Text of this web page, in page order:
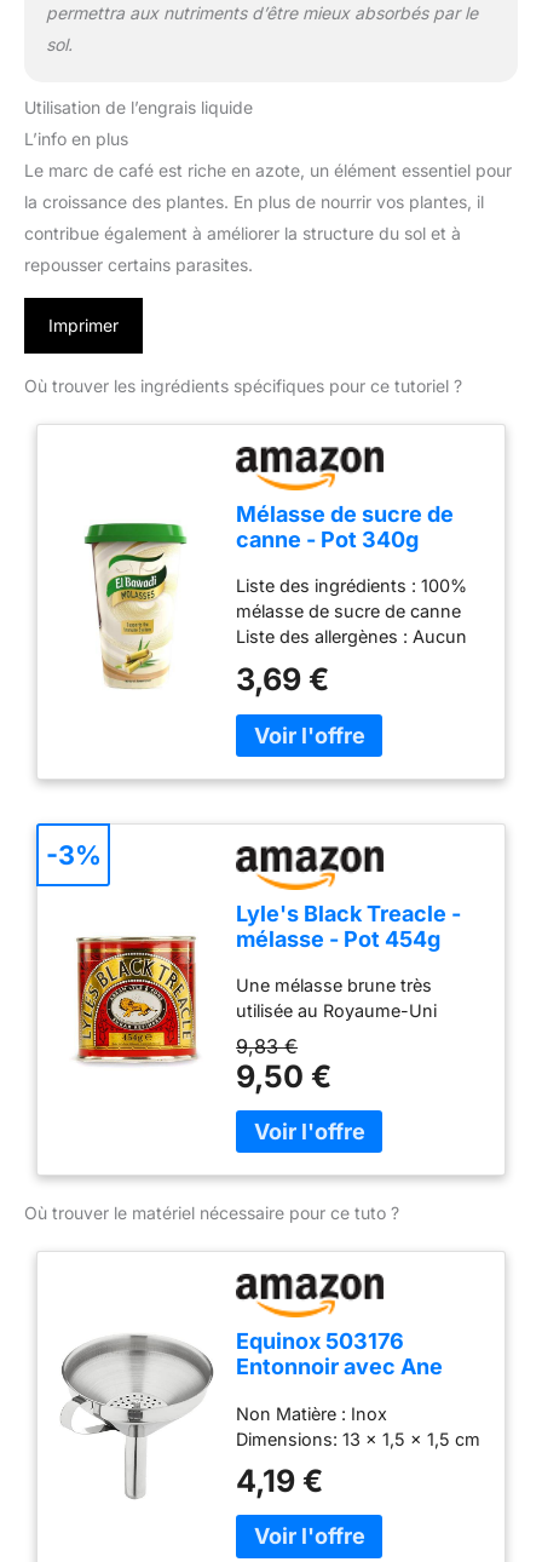
permettra aux nutriments d’être mieux absorbés par le
sol.
Utilisation de l’engrais liquide
L’info en plus
Le marc de café est riche en azote, un élément essentiel pour
la croissance des plantes. En plus de nourrir vos plantes, il
contribue également à améliorer la structure du sol et à
repousser certains parasites.
Imprimer
Où trouver les ingrédients spécifiques pour ce tutoriel ?
Mélasse de sucre de
canne - Pot 340g
Liste des ingrédients : 100%
mélasse de sucre de canne
Liste des allergènes : Aucun
gluten Sans lactose Sans
conservateur Sans colorant
Végan - Type de cuisine :
Américaine
3,69 €
Lyle's Black Treacle -
mélasse - Pot 454g
Une mélasse brune très
utilisée au Royaume-Uni
9,83 €
9,50 €
-3%
Où trouver le matériel nécessaire pour ce tuto ?
Equinox 503176
Entonnoir avec Ane
Argent
Non Matière : Inox
Dimensions: 13 x 1,5 x 1,5 cm
4,19 €